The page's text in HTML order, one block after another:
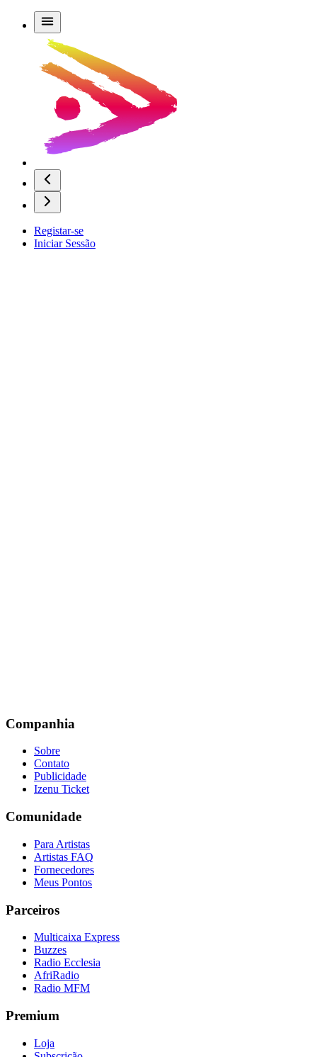
Registar-se
Iniciar Sessão
Companhia
Sobre
Contato
Publicidade
Izenu Ticket
Comunidade
Para Artistas
Artistas FAQ
Fornecedores
Meus Pontos
Parceiros
Multicaixa Express
Buzzes
Radio Ecclesia
AfriRadio
Radio MFM
Premium
Loja